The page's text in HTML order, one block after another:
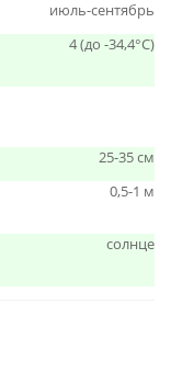
июль-сентябрь
4 (до -34,4°С)
25-35 см
0,5-1 м
солнце